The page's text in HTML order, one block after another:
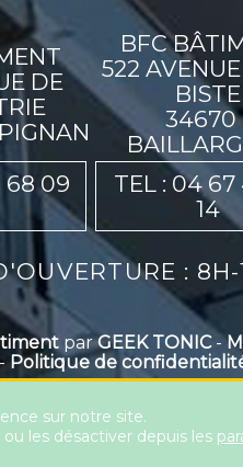
DE
BFC
522
BISTE
34670
68 09
TEL : 04 67
14
:
parGEEK TONIC-
Politique de
sur notre site.
les désactiver depuis les